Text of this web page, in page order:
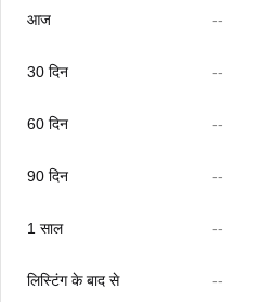
आज --
30 दिन --
60 दिन --
90 दिन --
1 साल --
लिस्टिंग के बाद से --